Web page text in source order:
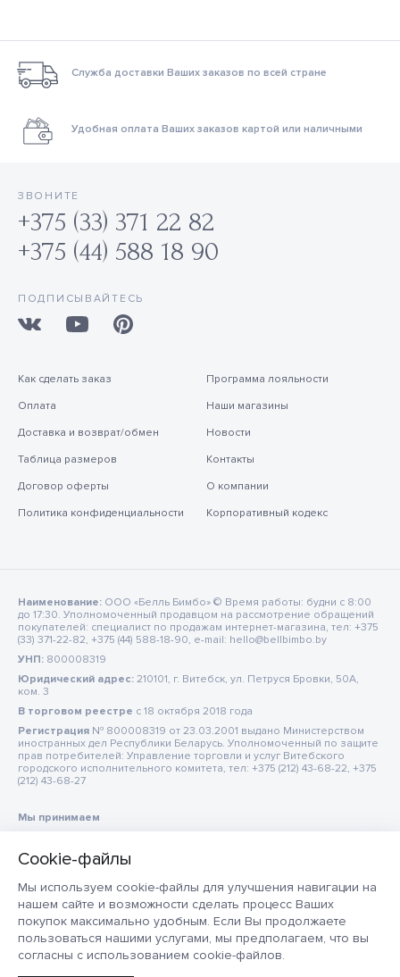
Мы используем cookie-файлы для улучшения навигации на
нашем сайте и возможности сделать процесс Ваших
покупок максимально удобным. Если Вы продолжаете
пользоваться нашими услугами, мы предполагаем, что вы
согласны с использованием cookie-файлов.
Служба доставки Ваших заказов по всей стране
Удобная оплата Ваших заказов картой или наличными
ЗВОНИТЕ
+375 (33) 371 22 82
+375 (44) 588 18 90
ПОДПИСЫВАЙТЕСЬ
Как сделать заказ
Оплата
Доставка и возврат/обмен
Таблица размеров
Договор оферты
Политика конфиденциальности
Программа лояльности
Наши магазины
Новости
Контакты
О компании
Корпоративный кодекс
Наименование: ООО «Белль Бимбо» © Время работы: будни с 8:00
до 17:30. Уполномоченный продавцом на рассмотрение обращений
покупателей: специалист по продажам интернет-магазина, тел: +375
(33) 371-22-82, +375 (44) 588-18-90, e-mail: hello@bellbimbo.by
УНП: 800008319
Юридический адрес: 210101, г. Витебск, ул. Петруся Бровки, 50А,
ком. 3
В торговом реестре c 18 октября 2018 года
Регистрация № 800008319 от 23.03.2001 выдано Министерством
иностранных дел Республики Беларусь. Уполномоченный по защите
прав потребителей: Управление торговли и услуг Витебского
городского исполнительного комитета, тел: +375 (212) 43-68-22, +375
(212) 43-68-27
Мы принимаем